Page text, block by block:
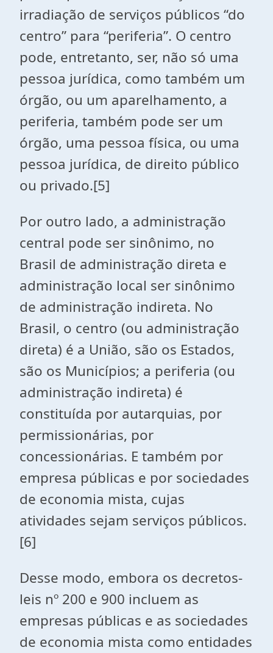
irradiação de serviços públicos “do
centro” para “periferia”. O centro
pode, entretanto, ser, não só uma
pessoa jurídica, como também um
órgão, ou um aparelhamento, a
periferia, também pode ser um
órgão, uma pessoa física, ou uma
pessoa jurídica, de direito público
ou privado.[5]
Por outro lado, a administração
central pode ser sinônimo, no
Brasil de administração direta e
administração local ser sinônimo
de administração indireta. No
Brasil, o centro (ou administração
direta) é a União, são os Estados,
são os Municípios; a periferia (ou
administração indireta) é
constituída por autarquias, por
permissionárias, por
concessionárias. E também por
empresa públicas e por sociedades
de economia mista, cujas
atividades sejam serviços públicos.
[6]
Desse modo, embora os decretos-
leis nº 200 e 900 incluem as
empresas públicas e as sociedades
de economia mista como entidades